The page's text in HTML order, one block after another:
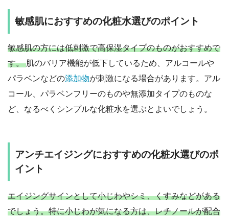
敏感肌におすすめの化粧水選びのポイント
敏感肌の方には低刺激で高保湿タイプのものがおすすめで
す。肌のバリア機能が低下しているため、アルコールや
パラベンなどの添加物が刺激になる場合があります。アル
コール、パラベンフリーのものや無添加タイプのものな
ど、なるべくシンプルな化粧水を選ぶとよいでしょう。
アンチエイジングにおすすめの化粧水選びのポ
イント
エイジングサインとして小じわやシミ、くすみなどがある
でしょう。特に小じわが気になる方は、レチノールが配合